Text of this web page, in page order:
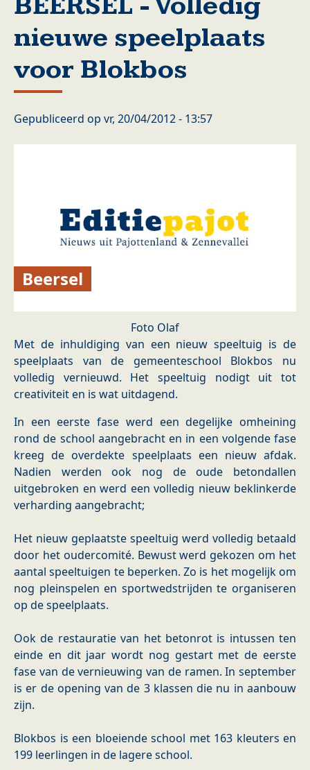
nieuwe speelplaats
voor Blokbos
Gepubliceerd op vr, 20/04/2012 - 13:57
Beersel
Foto Olaf
Met de inhuldiging van een nieuw speeltuig is de
speelplaats van de gemeenteschool Blokbos nu
volledig vernieuwd. Het speeltuig nodigt uit tot
creativiteit en is wat uitdagend.
In een eerste fase werd een degelijke omheining
rond de school aangebracht en in een volgende fase
kreeg de overdekte speelplaats een nieuw afdak.
Nadien werden ook nog de oude betondallen
uitgebroken en werd een volledig nieuw beklinkerde
verharding aangebracht;
Het nieuw geplaatste speeltuig werd volledig betaald
door het oudercomité. Bewust werd gekozen om het
aantal speeltuigen te beperken. Zo is het mogelijk om
nog pleinspelen en sportwedstrijden te organiseren
op de speelplaats.
Ook de restauratie van het betonrot is intussen ten
einde en dit jaar wordt nog gestart met de eerste
fase van de vernieuwing van de ramen. In september
is er de opening van de 3 klassen die nu in aanbouw
zijn.
Blokbos is een bloeiende school met 163 kleuters en
199 leerlingen in de lagere school.